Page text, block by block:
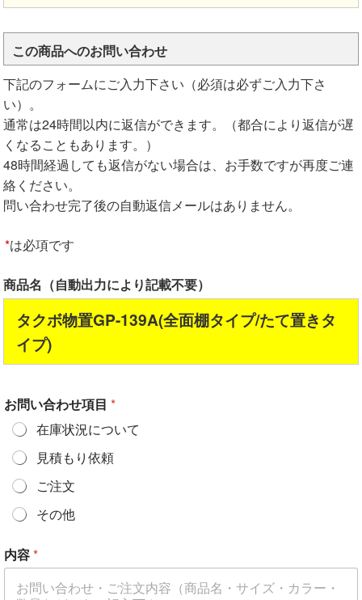
この商品へのお問い合わせ
下記のフォームにご入力下さい（必須は必ずご入力下さ
い）。
通常は24時間以内に返信ができます。（都合により返信が遅
くなることもあります。）
48時間経過しても返信がない場合は、お手数ですが再度ご連
絡ください。
問い合わせ完了後の自動返信メールはありません。
*は必項です
商品名（自動出力により記載不要）
タクボ物置GP-139A(全面棚タイプ/たて置きタ
イプ)
お問い合わせ項目 *
在庫状況について
見積もり依頼
ご注文
その他
便
番
内容*